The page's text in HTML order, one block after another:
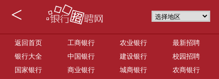
<
返回首页 工商银行 农业银行
最新招聘
银行大全
中国银行 建设银行
校园招聘
国家银行
商业银行 城商银行 农商银行